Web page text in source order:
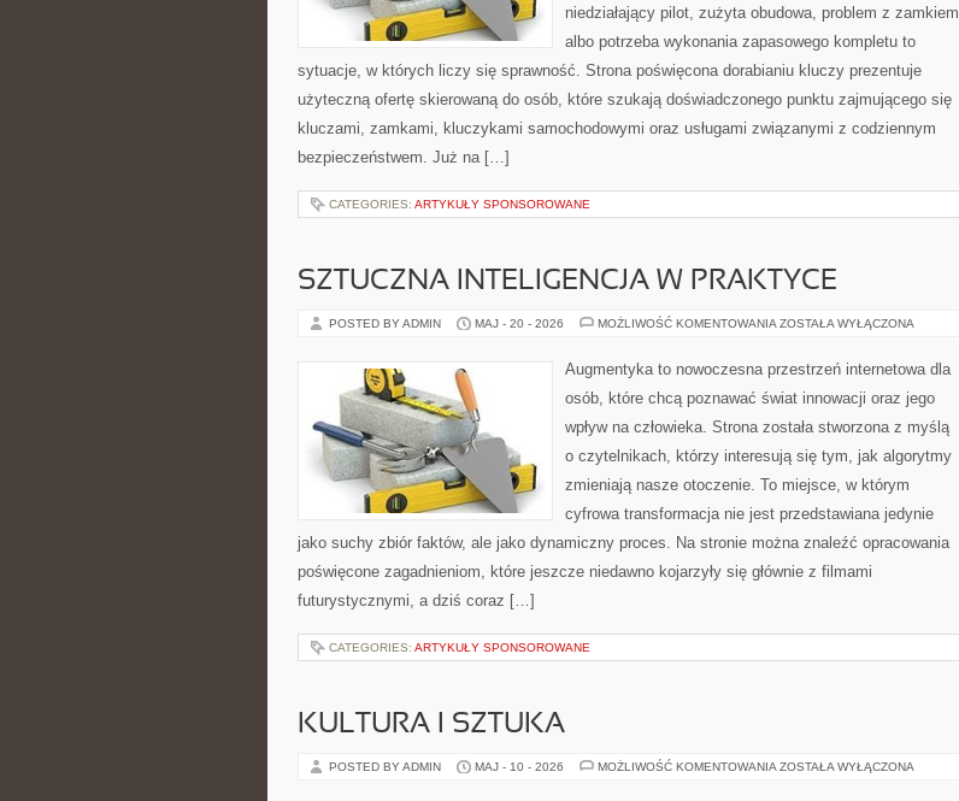
niedziałający pilot, zużyta obudowa, problem z zamkiem
albo potrzeba wykonania zapasowego kompletu to
sytuacje, w których liczy się sprawność. Strona poświęcona dorabianiu kluczy prezentuje
użyteczną ofertę skierowaną do osób, które szukają doświadczonego punktu zajmującego się
kluczami, zamkami, kluczykami samochodowymi oraz usługami związanymi z codziennym
bezpieczeństwem. Już na […]
CATEGORIES: ARTYKUŁY SPONSOROWANE
SZTUCZNA INTELIGENCJA W PRAKTYCE
POSTED BY ADMIN MAJ - 20 - 2026 MOŻLIWOŚĆ KOMENTOWANIA SZTUCZNA
PRAKTYCE
ZOSTAŁA WYŁĄCZONA
Augmentyka to nowoczesna przestrzeń internetowa dla
osób, które chcą poznawać świat innowacji oraz jego
wpływ na człowieka. Strona została stworzona z myślą
o czytelnikach, którzy interesują się tym, jak algorytmy
zmieniają nasze otoczenie. To miejsce, w którym
cyfrowa transformacja nie jest przedstawiana jedynie
jako suchy zbiór faktów, ale jako dynamiczny proces. Na stronie można znaleźć opracowania
poświęcone zagadnieniom, które jeszcze niedawno kojarzyły się głównie z filmami
futurystycznymi, a dziś coraz […]
CATEGORIES: ARTYKUŁY SPONSOROWANE
KULTURA I SZTUKA
POSTED BY ADMIN MAJ - 10 - 2026 MOŻLIWOŚĆ KOMENTOWANIA KULTURA
ZOSTAŁA WYŁĄCZONA